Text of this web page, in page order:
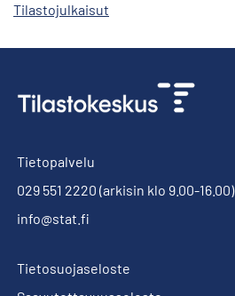
Tilastojulkaisut
Tietopalvelu
029 551 2220 (arkisin klo 9.00-16.00)
info@stat.fi
Tietosuojaseloste